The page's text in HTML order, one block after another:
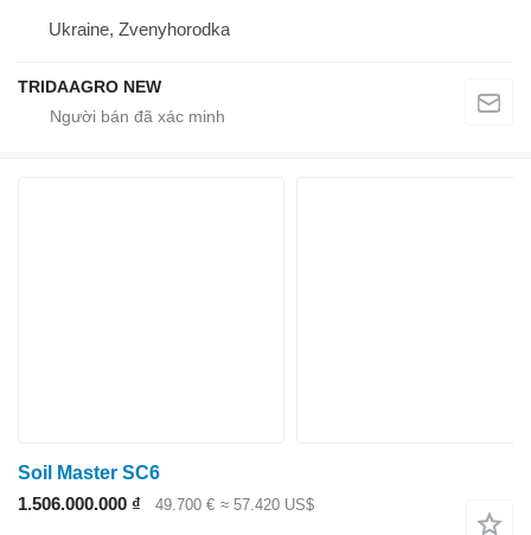
Ukraine, Zvenyhorodka
TRIDAAGRO NEW
Soil Master SC6
1.506.000.000 ₫
49.700 € ≈ 57.420 US$